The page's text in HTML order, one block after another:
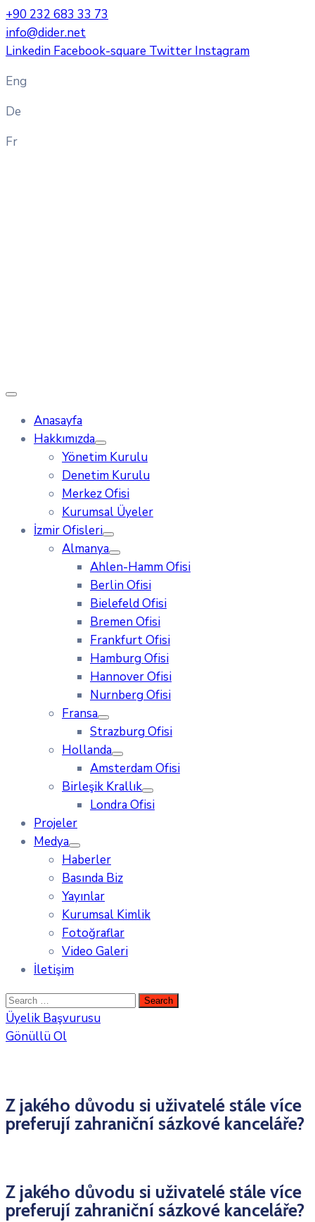
+90 232 683 33 73
info@dider.net
Linkedin Facebook-square Twitter Instagram
Eng
De
Fr
Anasayfa
Hakkımızda
Yönetim Kurulu
Denetim Kurulu
Merkez Ofisi
Kurumsal Üyeler
İzmir Ofisleri
Almanya
Ahlen-Hamm Ofisi
Berlin Ofisi
Bielefeld Ofisi
Bremen Ofisi
Frankfurt Ofisi
Hamburg Ofisi
Hannover Ofisi
Nurnberg Ofisi
Fransa
Strazburg Ofisi
Hollanda
Amsterdam Ofisi
Birleşik Krallık
Londra Ofisi
Projeler
Medya
Haberler
Basında Biz
Yayınlar
Kurumsal Kimlik
Fotoğraflar
Video Galeri
İletişim
Üyelik Başvurusu
Gönüllü Ol
Z jakého důvodu si uživatelé stále více
preferují zahraniční sázkové kanceláře?
Z jakého důvodu si uživatelé stále více
preferují zahraniční sázkové kanceláře?